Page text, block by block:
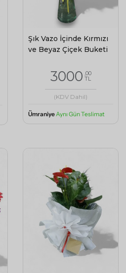
Şık Vazo İçinde Kırmızı
ve Beyaz Çiçek Buketi
3000 ,00
TL
(KDV Dahil)
Ümraniye Aynı Gün Teslimat